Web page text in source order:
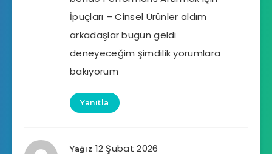
İpuçları – Cinsel Ürünler aldım
arkadaşlar bugün geldi
deneyeceğim şimdilik yorumlara
bakıyorum
Yanıtla
Yağız 12 Şubat 2026